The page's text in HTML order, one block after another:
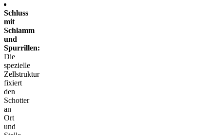
Schluss
mit
Schlamm
und
Spurrillen:
Die
spezielle
Zellstruktur
fixiert
den
Schotter
an
Ort
und